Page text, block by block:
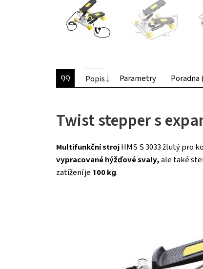
Popis Parametry Poradna
Twist stepper s
Multifunkční stroj HMS S 3033 žlutý pro
vypracované hýžďové svaly, ale také
zatížení je 100 kg.